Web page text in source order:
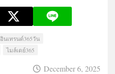
อินเทรนด์365วัน
ไมล์เดย์365
December 6, 2025